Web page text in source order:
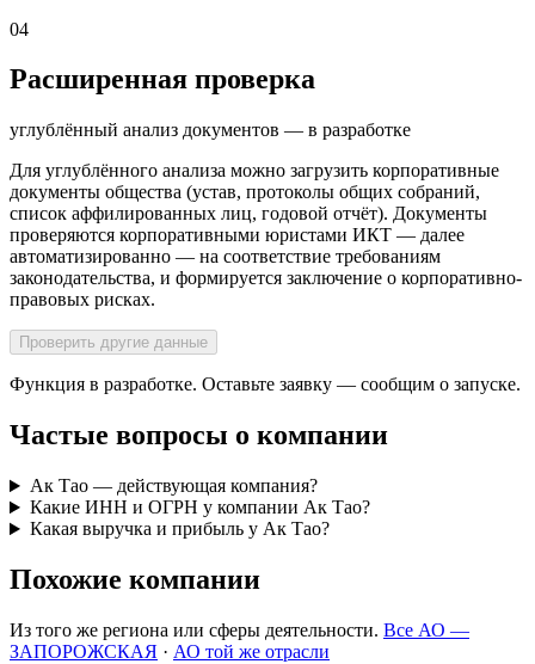
04
Расширенная проверка
углублённый анализ документов — в разработке
Для углублённого анализа можно загрузить корпоративные
документы общества (устав, протоколы общих собраний,
список аффилированных лиц, годовой отчёт). Документы
проверяются корпоративными юристами ИКТ — далее
автоматизированно — на соответствие требованиям
законодательства, и формируется заключение о корпоративно-
правовых рисках.
Проверить другие данные
Функция в разработке. Оставьте заявку — сообщим о запуске.
Частые вопросы о компании
Ак Тао — действующая компания?
Какие ИНН и ОГРН у компании Ак Тао?
Какая выручка и прибыль у Ак Тао?
Похожие компании
Из того же региона или сферы деятельности. Все АО —
ЗАПОРОЖСКАЯ · АО той же отрасли